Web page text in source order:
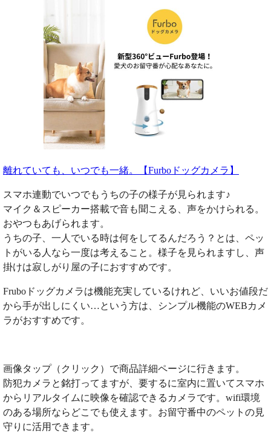
離れていても、いつでも一緒。【Furboドッグカメラ】
スマホ連動でいつでもうちの子の様子が見られます♪
マイク＆スピーカー搭載で音も聞こえる、声をかけられる。
おやつもあげられます。
うちの子、一人でいる時は何をしてるんだろう？とは、ペッ
トがいる人なら一度は考えること。様子を見られますし、声
掛けは寂しがり屋の子におすすめです。
Fruboドッグカメラは機能充実しているけれど、いいお値段だ
から手が出しにくい…という方は、シンプル機能のWEBカメ
ラがおすすめです。
画像タップ（クリック）で商品詳細ページに行きます。
防犯カメラと銘打ってますが、要するに室内に置いてスマホ
からリアルタイムに映像を確認できるカメラです。wifi環境
のある場所ならどこでも使えます。お留守番中のペットの見
守りに活用できます。